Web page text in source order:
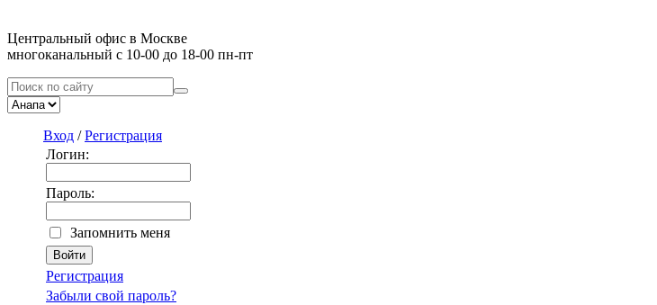
Центральный офис в Москве
многоканальный с 10-00 до 18-00 пн-пт
Вход /Регистрация
Логин:
Пароль:
Запомнить меня
Регистрация
Забыли свой пароль?